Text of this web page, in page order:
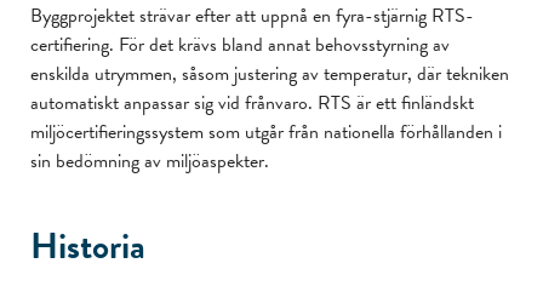
Byggprojektet strävar efter att uppnå en fyra-stjärnig RTS-
certifiering. För det krävs bland annat behovsstyrning av
enskilda utrymmen, såsom justering av temperatur, där tekniken
automatiskt anpassar sig vid frånvaro. RTS är ett finländskt
miljöcertifieringssystem som utgår från nationella förhållanden i
sin bedömning av miljöaspekter.
Historia